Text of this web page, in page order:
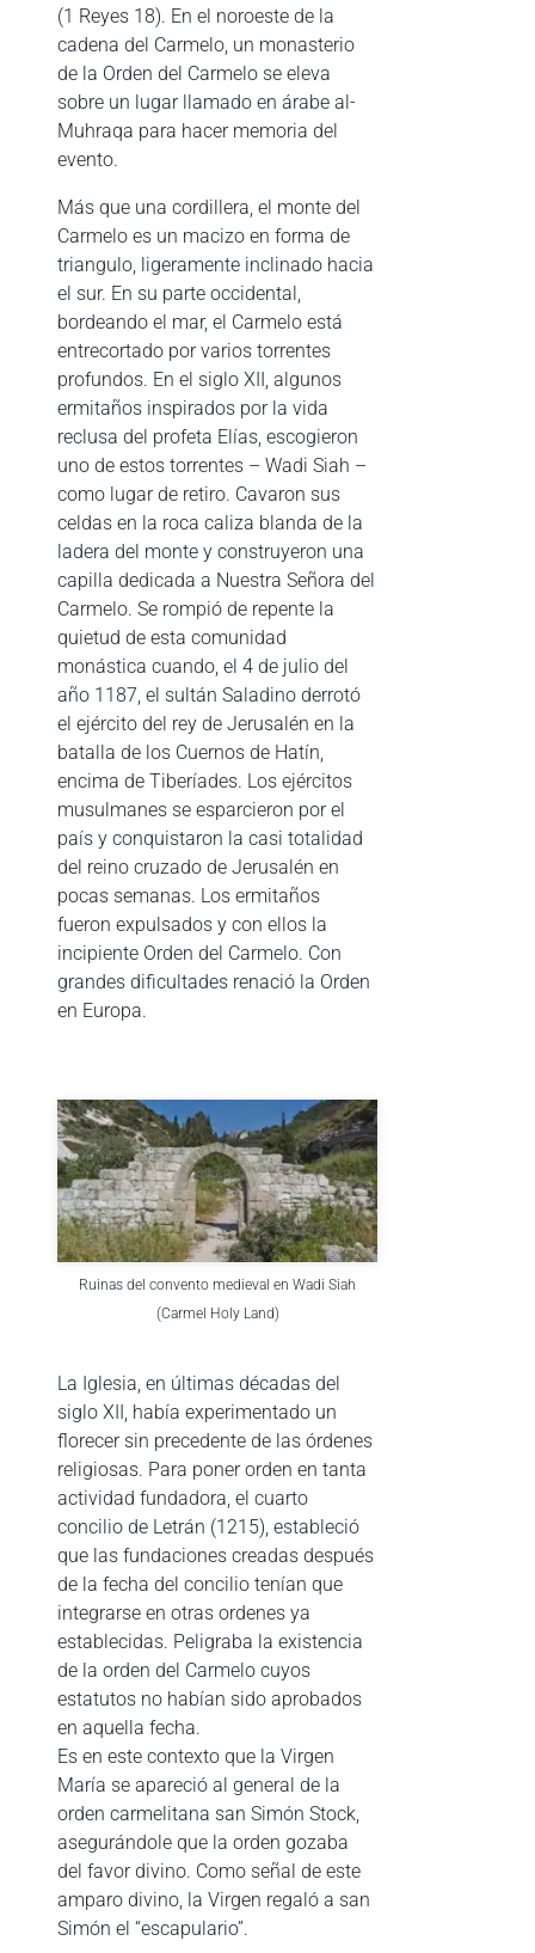
(1 Reyes 18). En el noroeste de la
cadena del Carmelo, un monasterio
de la Orden del Carmelo se eleva
sobre un lugar llamado en árabe al-
Muhraqa para hacer memoria del
evento.
Más que una cordillera, el monte del
Carmelo es un macizo en forma de
triangulo, ligeramente inclinado hacia
el sur. En su parte occidental,
bordeando el mar, el Carmelo está
entrecortado por varios torrentes
profundos. En el siglo XII, algunos
ermitaños inspirados por la vida
reclusa del profeta Elías, escogieron
uno de estos torrentes – Wadi Siah –
como lugar de retiro. Cavaron sus
celdas en la roca caliza blanda de la
ladera del monte y construyeron una
capilla dedicada a Nuestra Señora del
Carmelo. Se rompió de repente la
quietud de esta comunidad
monástica cuando, el 4 de julio del
año 1187, el sultán Saladino derrotó
el ejército del rey de Jerusalén en la
batalla de los Cuernos de Hatín,
encima de Tiberíades. Los ejércitos
musulmanes se esparcieron por el
país y conquistaron la casi totalidad
del reino cruzado de Jerusalén en
pocas semanas. Los ermitaños
fueron expulsados y con ellos la
incipiente Orden del Carmelo. Con
grandes dificultades renació la Orden
en Europa.
Ruinas del convento medieval en Wadi Siah
(Carmel Holy Land)
La Iglesia, en últimas décadas del
siglo XII, había experimentado un
florecer sin precedente de las órdenes
religiosas. Para poner orden en tanta
actividad fundadora, el cuarto
concilio de Letrán (1215), estableció
que las fundaciones creadas después
de la fecha del concilio tenían que
integrarse en otras ordenes ya
establecidas. Peligraba la existencia
de la orden del Carmelo cuyos
estatutos no habían sido aprobados
en aquella fecha.
Es en este contexto que la Virgen
María se apareció al general de la
orden carmelitana san Simón Stock,
asegurándole que la orden gozaba
del favor divino. Como señal de este
amparo divino, la Virgen regaló a san
Simón el “escapulario”.